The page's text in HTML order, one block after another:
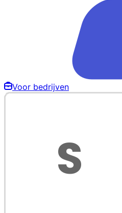
Voor bedrijven